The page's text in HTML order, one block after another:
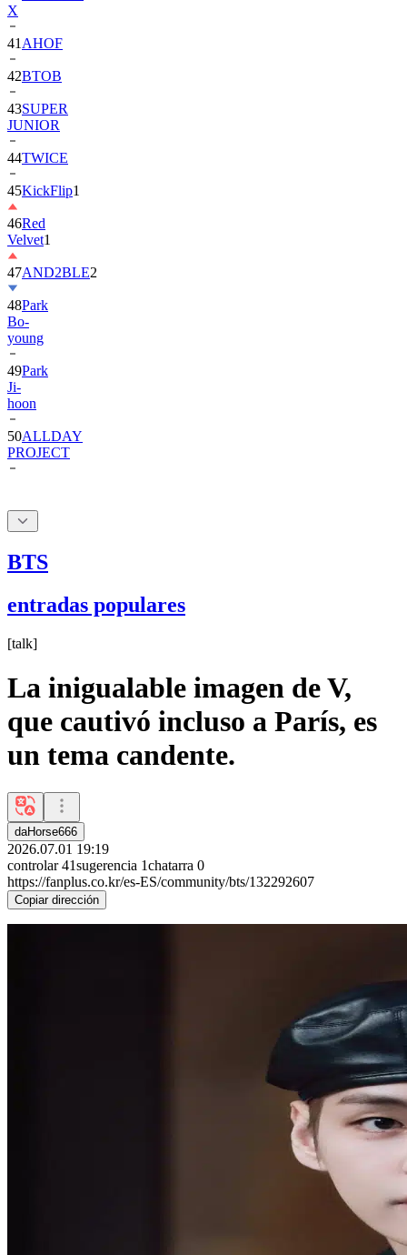
41
42 BTOB
43SUPER
JUNIOR
44TWICE
45KickFlip
46Red
Velvet
47AND2BLE
48Park
Bo-
young
49Park
Ji-
hoon
50ALLDAY
PROJECT
BTS
entradas populares
[talk]
La inigualable imagen de V,
que cautivó incluso a París, es
un tema candente.
daHorse666
2026.07.01 19:19
controlar 41sugerencia 1chatarra 0
https://fanplus.co.kr/es-ES/community/bts/132292607
Copiar dirección